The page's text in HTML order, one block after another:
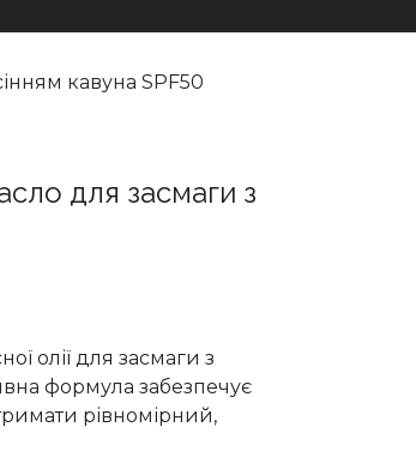
кавуна SPF50
для засмаги з
олії для засмаги з
формула забезпечує
рівномірний,